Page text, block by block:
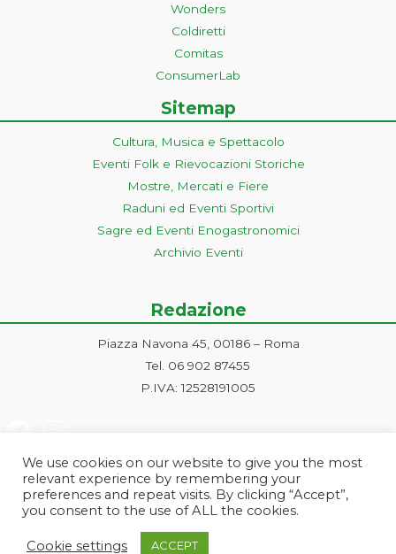
Wonders
Coldiretti
Comitas
ConsumerLab
Sitemap
Cultura, Musica e Spettacolo
Eventi Folk e Rievocazioni Storiche
Mostre, Mercati e Fiere
Raduni ed Eventi Sportivi
Sagre ed Eventi Enogastronomici
Archivio Eventi
Redazione
Piazza Navona 45, 00186 – Roma
Tel. 06 902 87455
P.IVA: 12528191005
Roma | PI e CF: 12528191005 | markonetsrl@pec.it |
We use cookies on our website to give you the most
relevant experience by remembering your
preferences and repeat visits. By clicking “Accept”,
you consent to the use of ALL the cookies.
Cookie settings ACCEPT